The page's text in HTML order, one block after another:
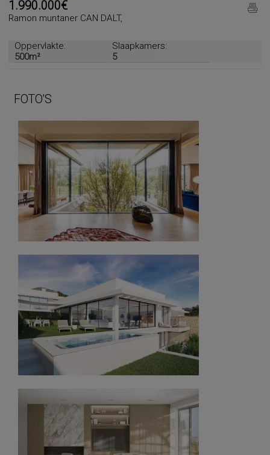
1.990.000€
Ramon muntaner CAN DALT,
Oppervlakte:
500m²
Slaapkamers:
5
FOTO'S